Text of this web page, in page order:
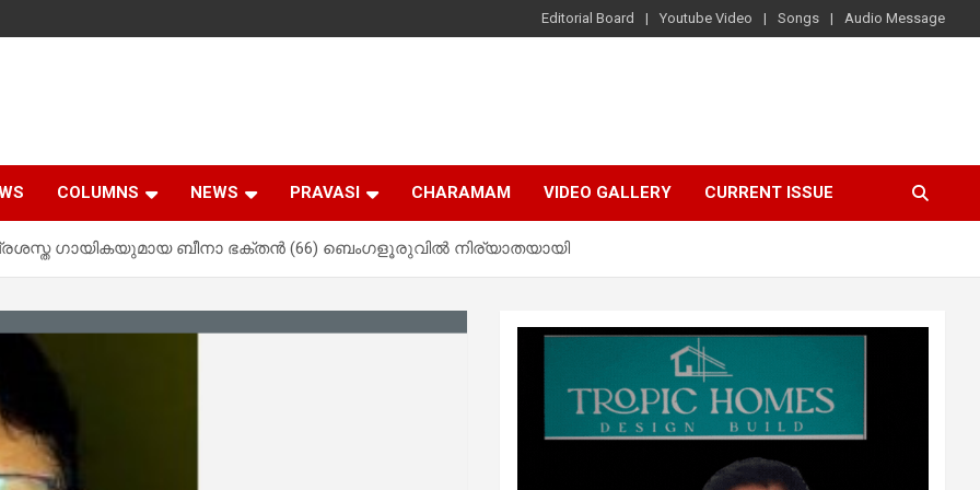
Editorial Board Youtube Video Songs Audio Message
COLUMNS NEWS PRAVASI CHARAMAM VIDEO GALLERY CURRENT ISSUE
ഗായികയുമായ ബീനാ ഭക്തൻ (66) ബെംഗളൂരുവിൽ നിര്യാതയായി